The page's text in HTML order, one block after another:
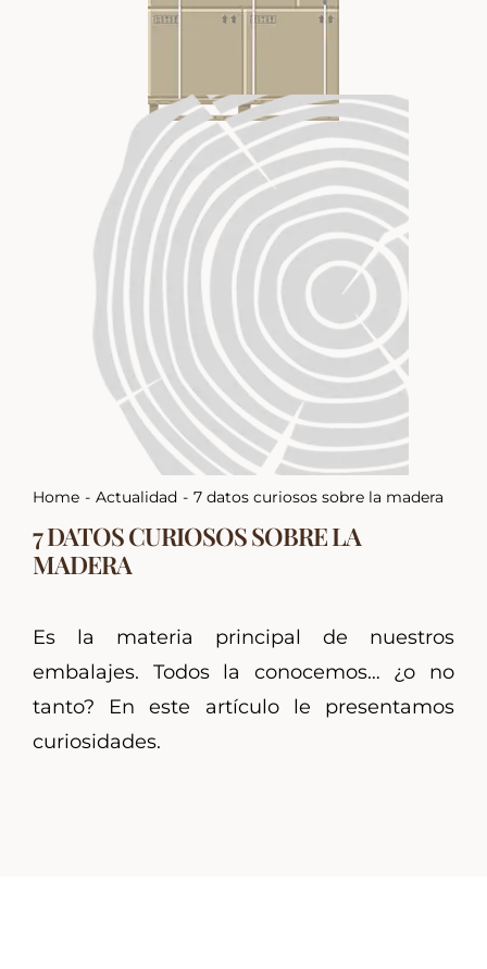
Home Actualidad 7 datos curiosos sobre la madera
7 DATOS CURIOSOS SOBRE LA
MADERA
Es la materia principal de nuestros
embalajes. Todos la conocemos… ¿o no
tanto? En este artículo le presentamos
curiosidades.